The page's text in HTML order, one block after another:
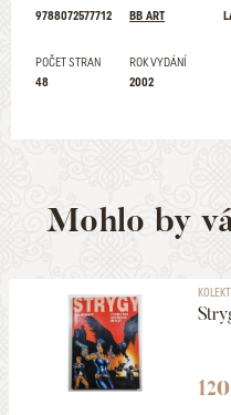
9788072577712
BB ART
POČET STRAN
48
ROK VYDÁNÍ
2002
Mohlo by